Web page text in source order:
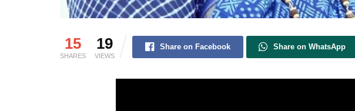
15
SHARES
19
VIEWS
Share on Facebook Share on WhatsApp